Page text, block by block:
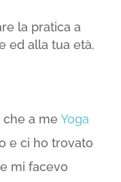
la pratica a
ed alla tua età.
a me Yoga
e ci ho trovato
mi facevo